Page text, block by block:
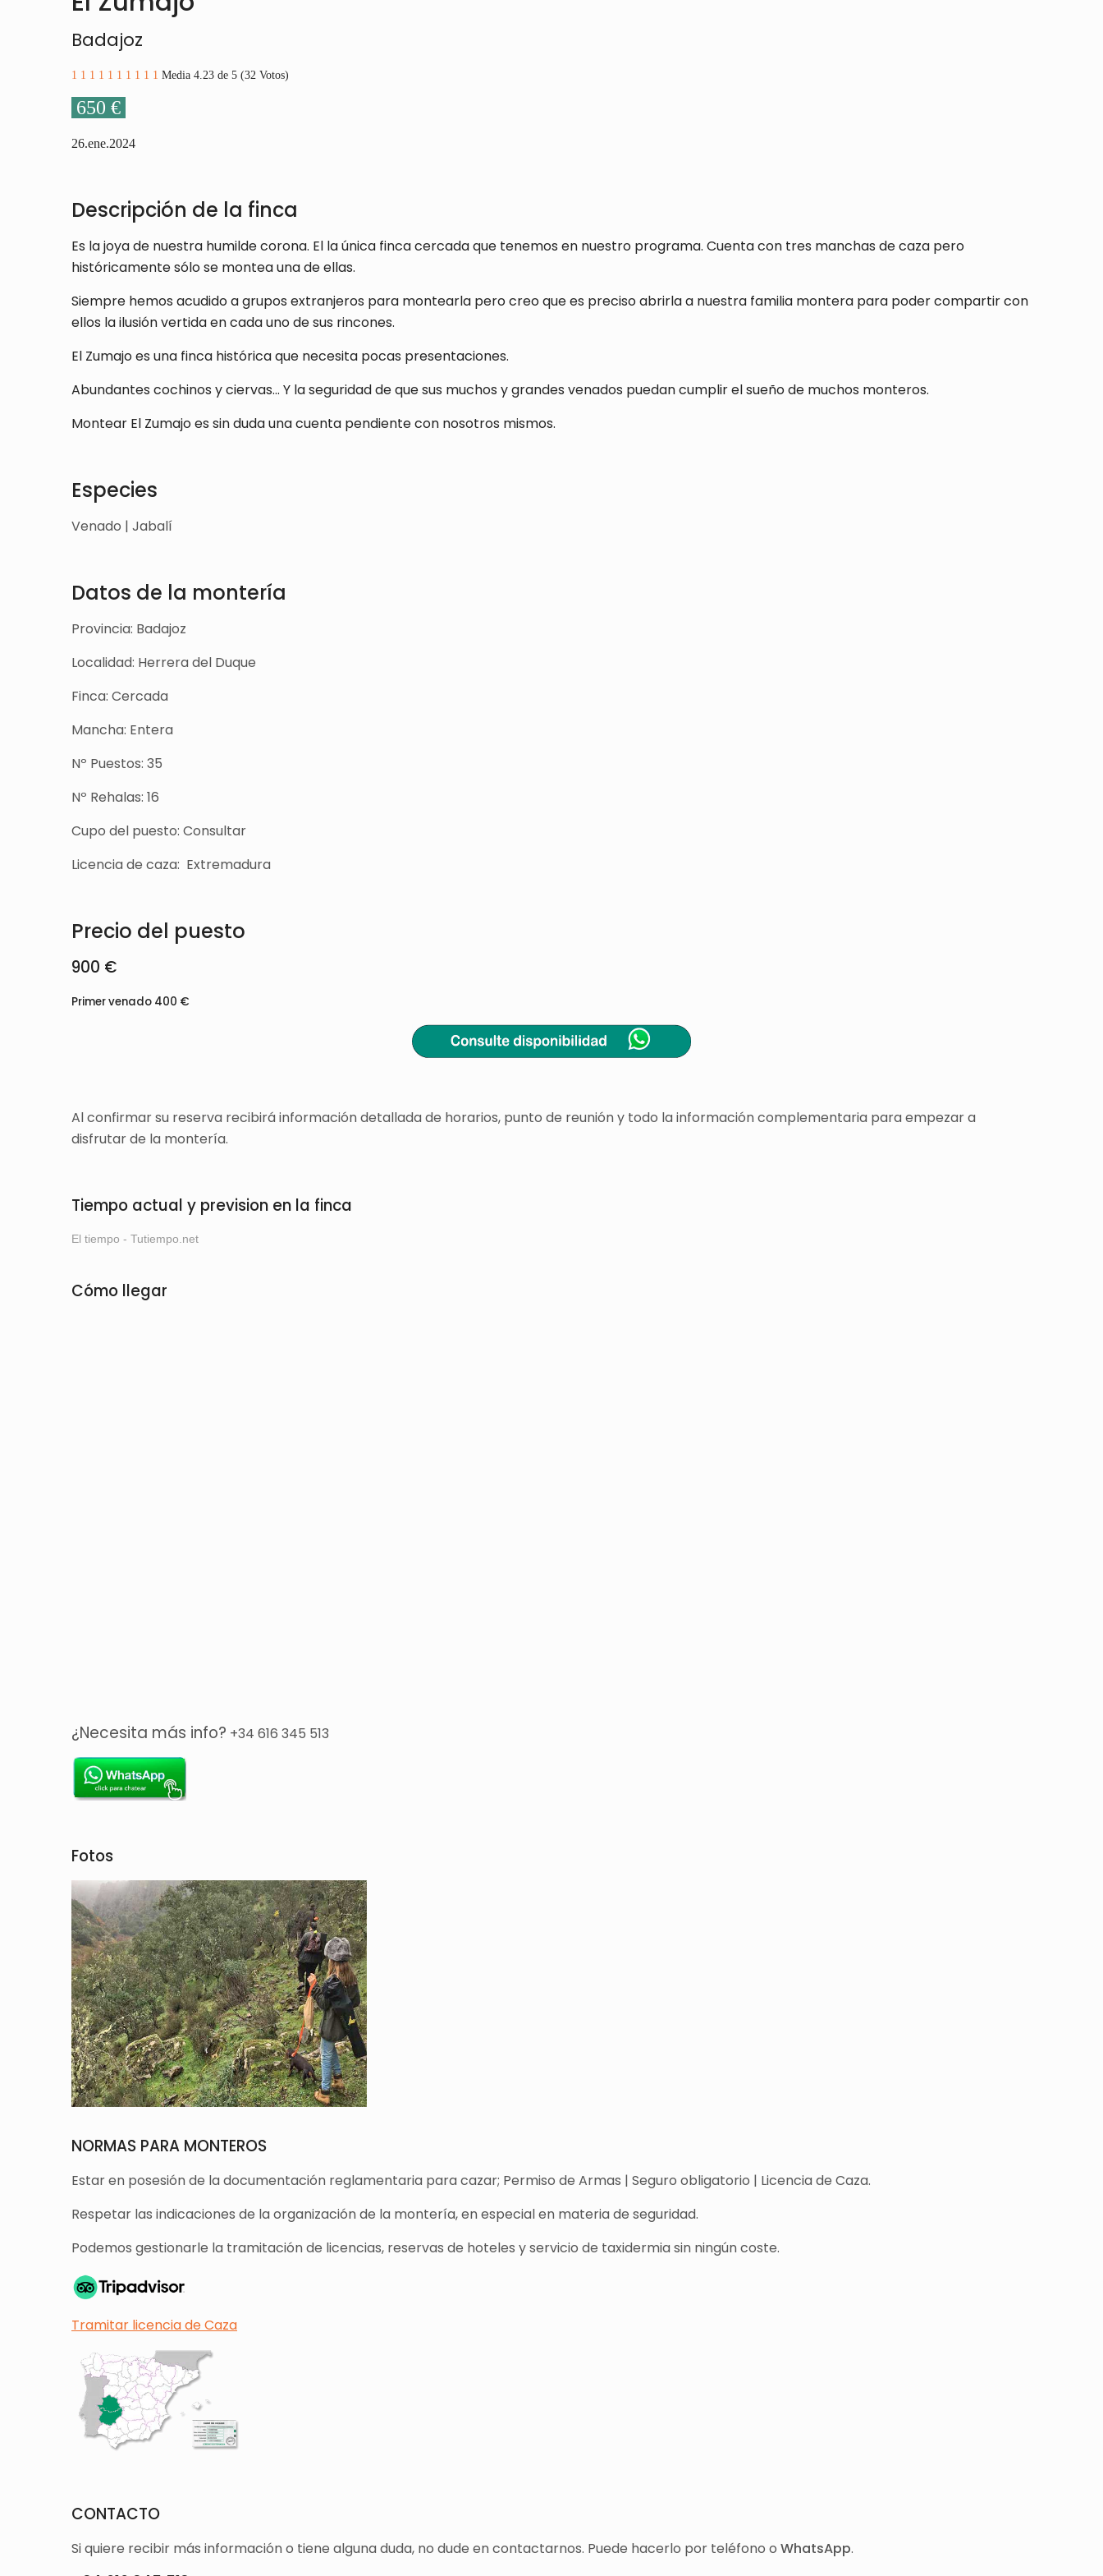
Badajoz
1 1 1 1 1 1 1 1 1 1 Media 4.23 de 5 (32 Votos)
650 €
26.ene.2024
Descripción de la finca
Es la joya de nuestra humilde corona. El la única finca cercada que tenemos en nuestro programa. Cuenta con tres manchas de caza pero
históricamente sólo se montea una de ellas.
Siempre hemos acudido a grupos extranjeros para montearla pero creo que es preciso abrirla a nuestra familia montera para poder compartir con
ellos la ilusión vertida en cada uno de sus rincones.
El Zumajo es una finca histórica que necesita pocas presentaciones.
Abundantes cochinos y ciervas... Y la seguridad de que sus muchos y grandes venados puedan cumplir el sueño de muchos monteros.
Montear El Zumajo es sin duda una cuenta pendiente con nosotros mismos.
Especies
Venado | Jabalí
Datos de la montería
Provincia: Badajoz
Localidad: Herrera del Duque
Finca: Cercada
Mancha: Entera
Nº Puestos: 35
Nº Rehalas: 16
Cupo del puesto: Consultar
Licencia de caza: Extremadura
Precio del puesto
900 €
Primer venado 400 €
Al confirmar su reserva recibirá información detallada de horarios, punto de reunión y todo la información complementaria para empezar a
disfrutar de la montería.
Tiempo actual y prevision en la finca
El tiempo - Tutiempo.net
Cómo llegar
¿Necesita más info? +34 616 345 513
Fotos
NORMAS PARA MONTEROS
Estar en posesión de la documentación reglamentaria para cazar; Permiso de Armas | Seguro obligatorio | Licencia de Caza.
Respetar las indicaciones de la organización de la montería, en especial en materia de seguridad.
Podemos gestionarle la tramitación de licencias, reservas de hoteles y servicio de taxidermia sin ningún coste.
Tramitar licencia de Caza
CONTACTO
Si quiere recibir más información o tiene alguna duda, no dude en contactarnos. Puede hacerlo por teléfono o WhatsApp.